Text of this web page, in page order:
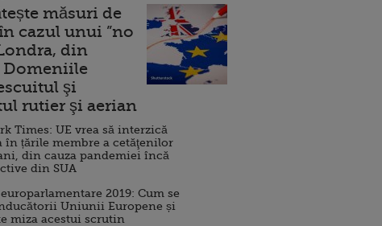
măsuri de
cazul unui ”no
din
Domeniile
şi
rutier şi aerian
Times: UE vrea să interzică
în țările membre a cetăţenilor
din cauza pandemiei încă
din SUA
2019: Cum se
Uniunii Europene și
miza acestui scrutin